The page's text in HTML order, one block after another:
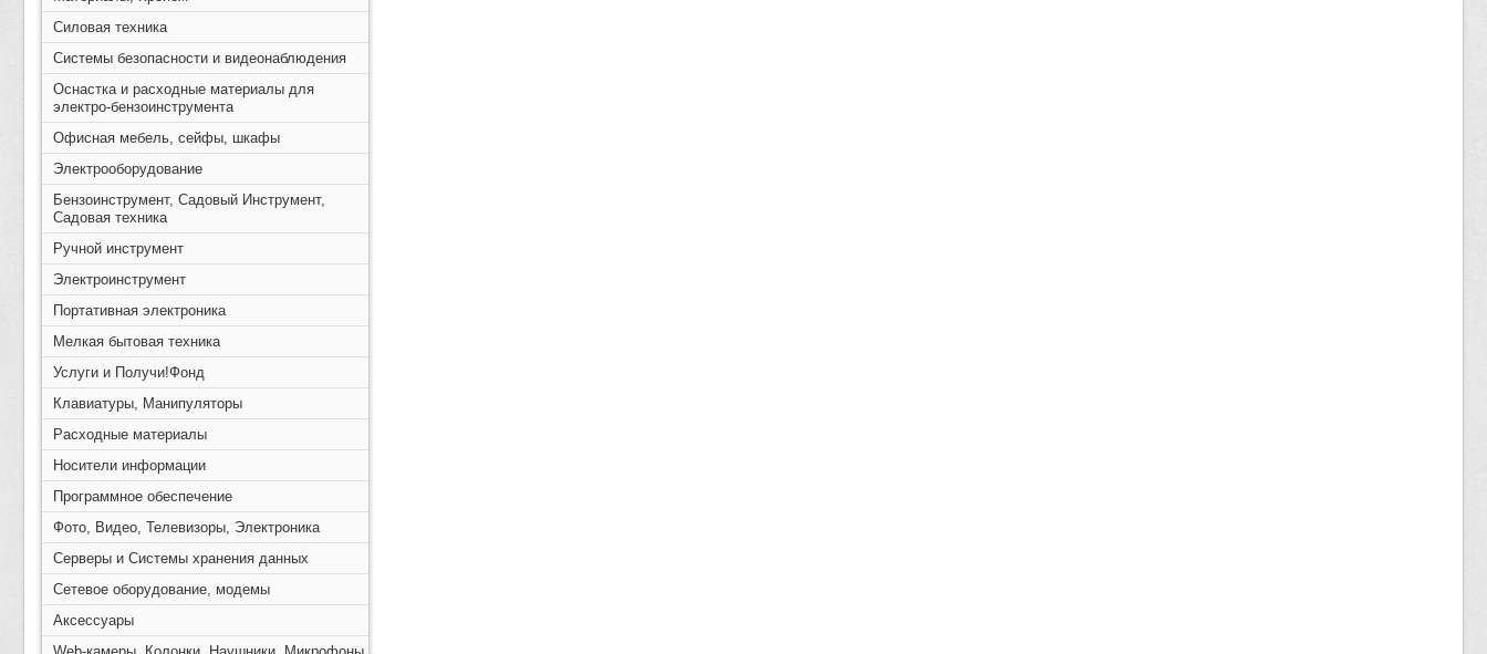
Силовая техника
Системы безопасности и видеонаблюдения
Оснастка и расходные материалы для
электро-бензоинструмента
Офисная мебель, сейфы, шкафы
Электрооборудование
Бензоинструмент, Садовый Инструмент,
Садовая техника
Ручной инструмент
Электроинструмент
Портативная электроника
Мелкая бытовая техника
Услуги и Получи!Фонд
Клавиатуры, Манипуляторы
Расходные материалы
Носители информации
Программное обеспечение
Фото, Видео, Телевизоры, Электроника
Серверы и Системы хранения данных
Сетевое оборудование, модемы
Аксессуары